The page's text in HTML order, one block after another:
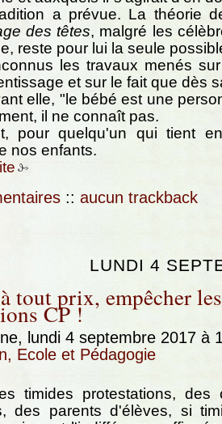
a prévue. La théorie
des têtes, malgré les
reste pour lui la seule
les travaux menés
et sur le fait que dès
elle, "le bébé est une
il ne connaît pas.
pour quelqu'un qui tient
nos enfants.
:: aucun trackback
LUNDI 4
tout prix, empêcher les
CP !
lundi 4 septembre 2017 à
Ecole et Pédagogie
timides protestations, des
des parents d'élèves, si